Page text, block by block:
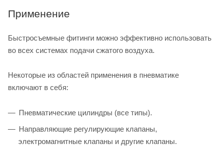
Применение
Быстросъемные фитинги можно эффективно использовать
во всех системах подачи сжатого воздуха.
Некоторые из областей применения в пневматике
включают в себя:
Пневматические цилиндры (все типы).
Направляющие регулирующие клапаны,
электромагнитные клапаны и другие клапаны.